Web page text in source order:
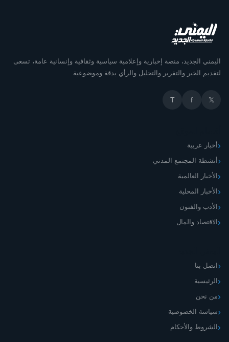
اليمني الجديد، منصة إخبارية وإعلامية سياسية وثقافية وإنسانية عامة، تسعى
لتقديم الخبر والتقرير والتحليل والرأي بدقة وموضوعية
𝕏
f
T
أخبار عربية
أنشطة المجتمع المدني
الأخبار العالمية
الأخبار المحلية
الأدب والفنون
الاقتصاد والمال
اتصل بنا
الرئيسية
من نحن
سياسة الخصوصية
الشروط والأحكام